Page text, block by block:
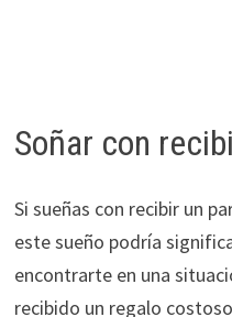
Soñar con
Si sueñas con recibir un
este sueño podría
encontrarte en una
recibido un regalo